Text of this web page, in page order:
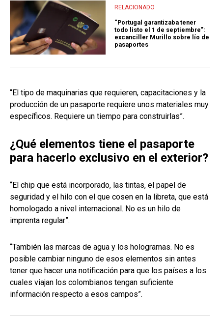
RELACIONADO
“Portugal garantizaba tener
todo listo el 1 de septiembre”:
excanciller Murillo sobre lío de
pasaportes
“El tipo de maquinarias que requieren, capacitaciones y la
producción de un pasaporte requiere unos materiales muy
específicos. Requiere un tiempo para construirlas”.
¿Qué elementos tiene el pasaporte
para hacerlo exclusivo en el exterior?
“El chip que está incorporado, las tintas, el papel de
seguridad y el hilo con el que cosen en la libreta, que está
homologado a nivel internacional. No es un hilo de
imprenta regular”.
“También las marcas de agua y los hologramas. No es
posible cambiar ninguno de esos elementos sin antes
tener que hacer una notificación para que los países a los
cuales viajan los colombianos tengan suficiente
información respecto a esos campos”.